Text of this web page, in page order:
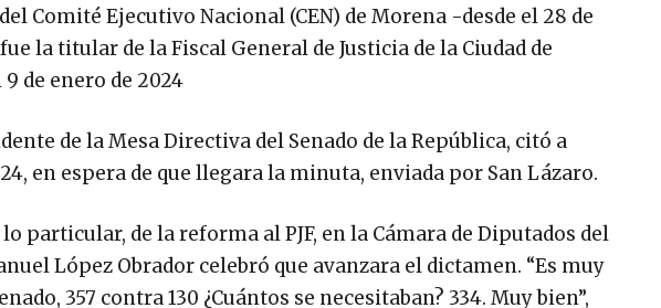
Comité Ejecutivo Nacional (CEN) de Morena -desde el 28 de
la titular de la Fiscal General de Justicia de la Ciudad de
de enero de 2024
de la Mesa Directiva del Senado de la República, citó a
en espera de que llegara la minuta, enviada por San Lázaro.
de la reforma al PJF, en la Cámara de Diputados del
López Obrador celebró que avanzara el dictamen. “Es muy
357 contra 130 ¿Cuántos se necesitaban? 334. Muy bien”,